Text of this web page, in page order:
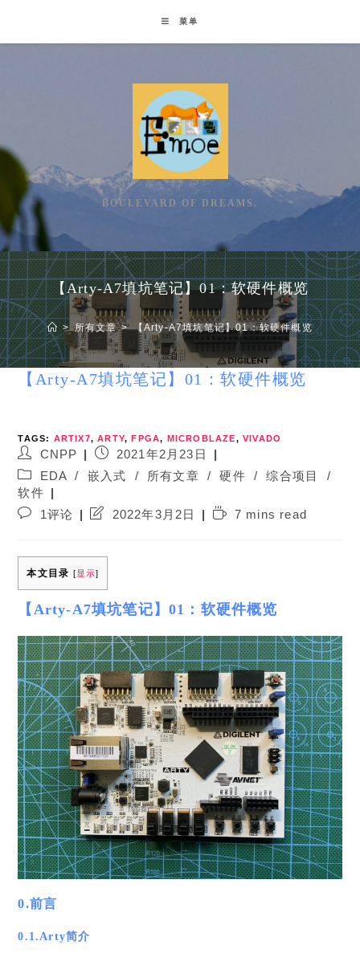
content
菜单
BOULEVARD OF DREAMS.
【Arty-A7填坑笔记】01：软硬件概览
> 所有文章 > 【Arty-A7填坑笔记】01：软硬件概览
【Arty-A7填坑笔记】01：软硬件概览
TAGS: ARTIX7, ARTY, FPGA, MICROBLAZE, VIVADO
Post
author:
CNPP
Post
published:
2021年2月23日
Post
category:
EDA / 嵌入式 / 所有文章 / 硬件 / 综合项目
/
软件
Post1评论
Post2022年3月2日
Reading7 mins read
本文目录 [显示]
【Arty-A7填坑笔记】01：软硬件概览
0.前言
0.1.Arty简介